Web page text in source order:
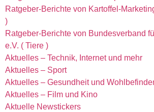
Ratgeber-Berichte von Kartoffel-
)
Ratgeber-Berichte von Bundesverband
e.V. ( Tiere )
Aktuelles – Technik, Internet und mehr
Aktuelles – Sport
Aktuelles – Gesundheit und
Aktuelles – Film und Kino
Aktuelle Newstickers